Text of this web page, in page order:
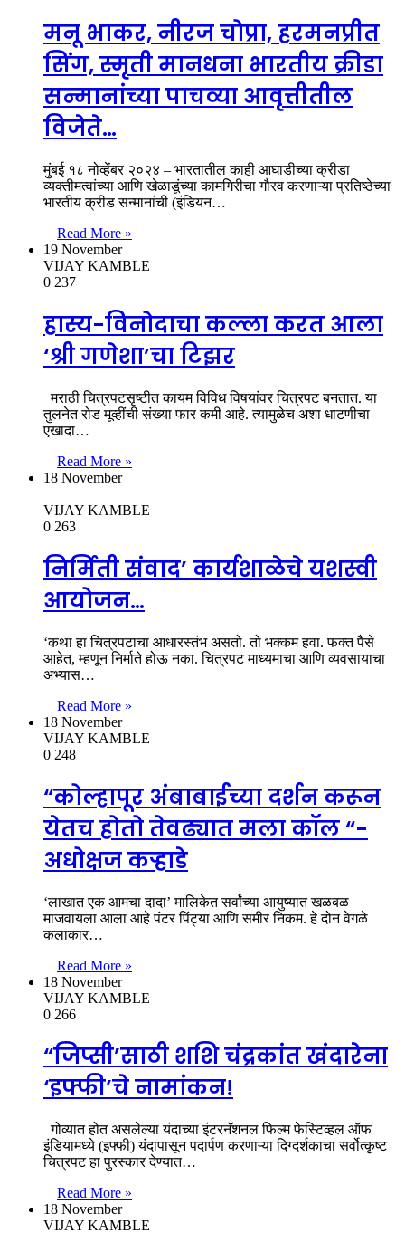
मनू भाकर, नीरज चोप्रा, हरमनप्रीत
सिंग, स्मृती मानधना भारतीय क्रीडा
सन्मानांच्या पाचव्या आवृत्तीतील
विजेते…
मुंबई १८ नोव्हेंबर २०२४ – भारतातील काही आघाडीच्या क्रीडा
व्यक्तीमत्वांच्या आणि खेळाडूंच्या कामगिरीचा गौरव करणाऱ्या प्रतिष्ठेच्या
भारतीय क्रीड सन्मानांची (इंडियन…
Read More »
19 November
VIJAY KAMBLE
0 237
हास्य-विनोदाचा कल्ला करत आला
‘श्री गणेशा’चा टिझर
मराठी चित्रपटसृष्टीत कायम विविध विषयांवर चित्रपट बनतात. या
तुलनेत रोड मूव्हींची संख्या फार कमी आहे. त्यामुळेच अशा धाटणीचा
एखादा…
Read More »
18 November
VIJAY KAMBLE
0 263
निर्मिती संवाद’ कार्यशाळेचे यशस्वी
आयोजन…
‘कथा हा चित्रपटाचा आधारस्तंभ असतो. तो भक्कम हवा. फक्त पैसे
आहेत, म्हणून निर्माते होऊ नका. चित्रपट माध्यमाचा आणि व्यवसायाचा
अभ्यास…
Read More »
18 November
VIJAY KAMBLE
0 248
“कोल्हापूर अंबाबाईच्या दर्शन करून
येतच होतो तेवढ्यात मला कॉल “-
अधोक्षज कऱ्हाडे
‘लाखात एक आमचा दादा’ मालिकेत सर्वांच्या आयुष्यात खळबळ
माजवायला आला आहे पंटर पिंट्या आणि समीर निकम. हे दोन वेगळे
कलाकार…
Read More »
18 November
VIJAY KAMBLE
0 266
“जिप्सी’साठी शशि चंद्रकांत खंदारेना
‘इफ्फी’चे नामांकन!
गोव्यात होत असलेल्या यंदाच्या इंटरनॅशनल फिल्म फेस्टिव्हल ऑफ
इंडियामध्ये (इफ्फी) यंदापासून पदार्पण करणाऱ्या दिग्दर्शकाचा सर्वोत्कृष्ट
चित्रपट हा पुरस्कार देण्यात…
Read More »
18 November
VIJAY KAMBLE